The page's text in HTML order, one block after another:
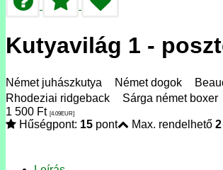
Kutyavilág 1 -
Német juhászkutya Német dogok
Rhodeziai ridgeback Sárga német
1 500 Ft [4.09EUR]
Hűségpont: 15 pont Max. rendelhető 2